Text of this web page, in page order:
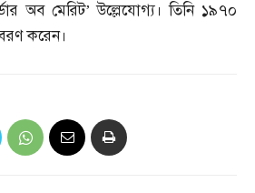
অব মেরিট’ উল্লেযোগ্য। তিনি ১৯৭০
করেন।